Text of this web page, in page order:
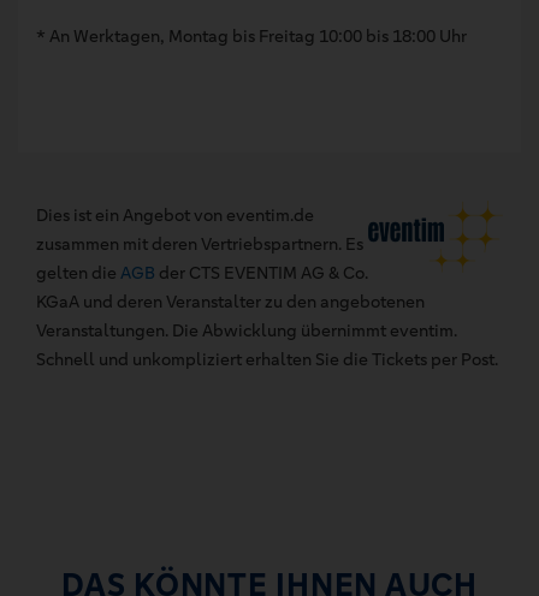
* An Werktagen, Montag bis Freitag 10:00 bis 18:00 Uhr
Dies ist ein Angebot von eventim.de
zusammen mit deren Vertriebspartnern. Es
gelten die AGB der CTS EVENTIM AG & Co.
KGaA und deren Veranstalter zu den angebotenen
Veranstaltungen. Die Abwicklung übernimmt eventim.
Schnell und unkompliziert erhalten Sie die Tickets per Post.
DAS KÖNNTE IHNEN AUCH